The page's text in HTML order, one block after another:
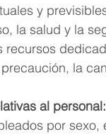
y
la salud y la
la
al personal:
por